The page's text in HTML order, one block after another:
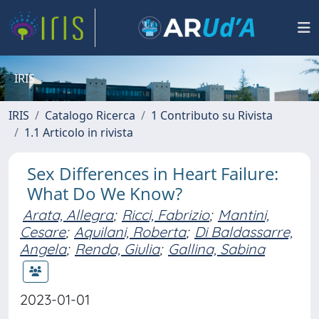
IRIS
IRIS Catalogo Ricerca
1 Contributo su Rivista
1.1 Articolo in rivista
Sex Differences in Heart Failure:
What Do We Know?
Arata, Allegra; Ricci, Fabrizio; Mantini,
Cesare; Aquilani, Roberta; Di Baldassarre,
Angela; Renda, Giulia; Gallina, Sabina
2023-01-01